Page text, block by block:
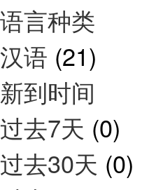
语言种类
汉语 (21)
新到时间
过去7天 (0)
过去30天 (0)